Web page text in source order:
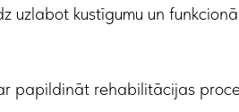
uzlabot kustīgumu un
papildināt rehabilitācijas